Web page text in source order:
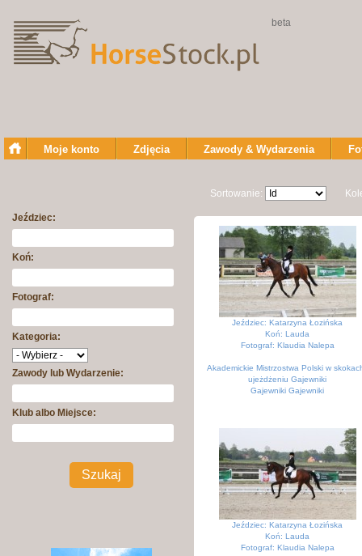
beta
Moje konto Zdjęcia Zawody & Wydarzenia
Jeździec:
Koń:
Fotograf:
Kategoria:
Zawody lub Wydarzenie:
Klub albo Miejsce:
Sortowanie:
Jeździec: Katarzyna Łozińska
Koń: Lauda
Fotograf: Klaudia Nalepa
Akademickie Mistrzostwa Polski w
ujeżdżeniu Gajewniki
Gajewniki Gajewniki
Jeździec: Katarzyna Łozińska
Koń: Lauda
Fotograf: Klaudia Nalepa